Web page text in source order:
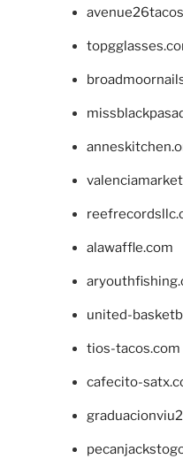
alawaffle.com
united-
tios-tacos.com
cafecito-